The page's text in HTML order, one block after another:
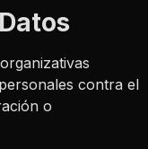
contra el
o